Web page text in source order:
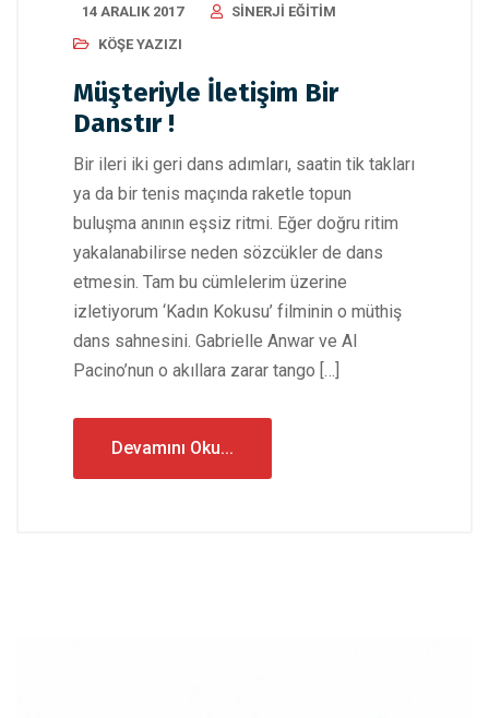
14 ARALIK 2017
SINERJI EĞITIM
KÖŞE YAZIZI
Müşteriyle İletişim Bir
Danstır !
Bir ileri iki geri dans adımları, saatin tik takları
ya da bir tenis maçında raketle topun
buluşma anının eşsiz ritmi. Eğer doğru ritim
yakalanabilirse neden sözcükler de dans
etmesin. Tam bu cümlelerim üzerine
izletiyorum ‘Kadın Kokusu’ filminin o müthiş
dans sahnesini. Gabrielle Anwar ve Al
Pacino’nun o akıllara zarar tango […]
Devamını Oku...